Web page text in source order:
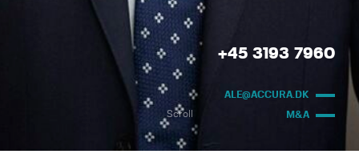
+45 3193 7960
ALE@ACCURA.DK
M&A
Scroll